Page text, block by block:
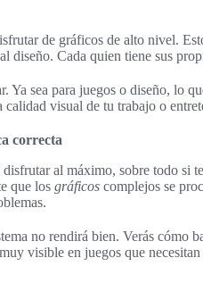
de gráficos de alto nivel.
diseño. Cada quien tiene sus
Ya sea para juegos o diseño, lo
visual de tu trabajo o
correcta
al máximo, sobre todo si
que los gráficos complejos se
no rendirá bien. Verás cómo
visible en juegos que